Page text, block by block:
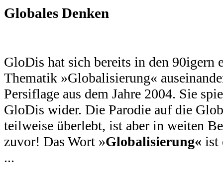
Globales Denken
GloDis hat sich bereits in den 90igern
Thematik »Globalisierung«
Persiflage aus dem Jahre 2004. Sie
GloDis wider. Die Parodie auf die
teilweise überlebt, ist aber in weiten
zuvor! Das Wort »Globalisierung« ist
...